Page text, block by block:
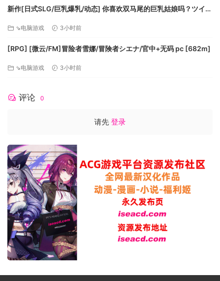
新作[日式SLG/巨乳爆乳/动态] 你喜欢双马尾的巨乳姑娘吗？ツイン
⇘电脑游戏 3小时前
[RPG] [微云/FM]冒险者雪娜/冒険者シエナ/官中+无码 pc [682m]
⇘电脑游戏 3小时前
评论 0
请先 登录